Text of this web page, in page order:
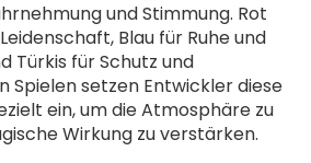
und Stimmung. Rot
Blau für Ruhe und
Türkis für Schutz und
Spielen setzen Entwickler diese
ein, um die Atmosphäre zu
Wirkung zu verstärken.